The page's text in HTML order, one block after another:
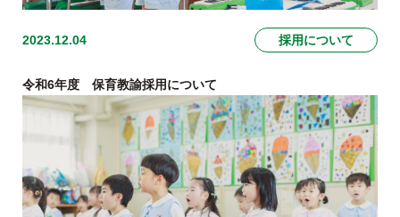
2023.12.04 採用について
令和6年度 保育教諭採用について